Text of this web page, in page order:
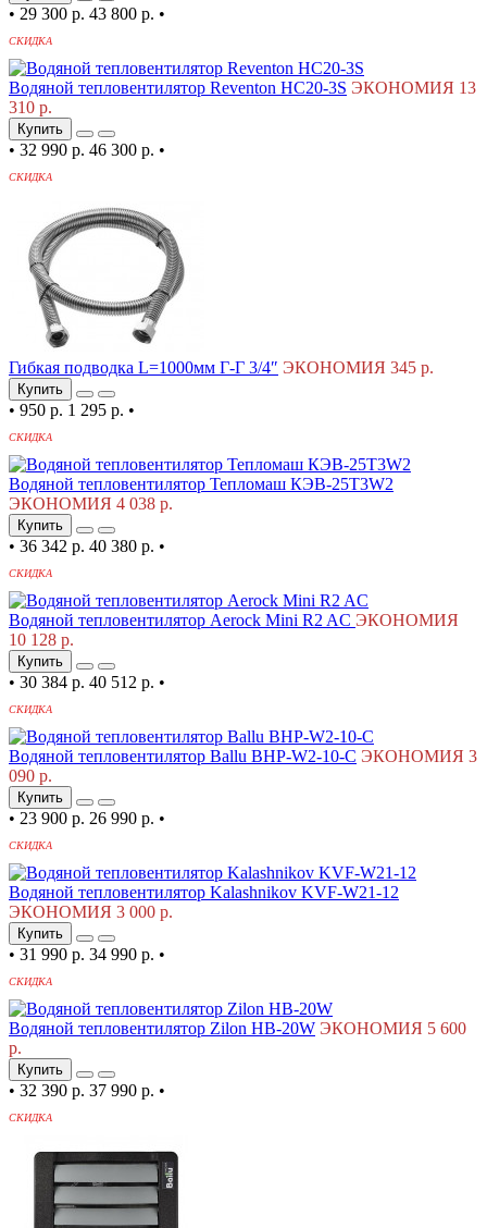
• 29 300 р. 43 800 р. •
СКИДКА
Водяной тепловентилятор Reventon HC20-3S ЭКОНОМИЯ 13
310 р.
Купить
• 32 990 р. 46 300 р. •
СКИДКА
Гибкая подводка L=1000мм Г-Г 3/4″ ЭКОНОМИЯ 345 р.
Купить
• 950 р. 1 295 р. •
СКИДКА
Водяной тепловентилятор Тепломаш КЭВ-25T3W2
ЭКОНОМИЯ 4 038 р.
Купить
• 36 342 р. 40 380 р. •
СКИДКА
Водяной тепловентилятор Aerock Mini R2 AC ЭКОНОМИЯ
10 128 р.
Купить
• 30 384 р. 40 512 р. •
СКИДКА
Водяной тепловентилятор Ballu BHP-W2-10-C ЭКОНОМИЯ 3
090 р.
Купить
• 23 900 р. 26 990 р. •
СКИДКА
Водяной тепловентилятор Kalashnikov KVF-W21-12
ЭКОНОМИЯ 3 000 р.
Купить
• 31 990 р. 34 990 р. •
СКИДКА
Водяной тепловентилятор Zilon HB-20W ЭКОНОМИЯ 5 600
р.
Купить
• 32 390 р. 37 990 р. •
СКИДКА